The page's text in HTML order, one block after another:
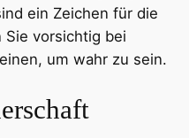
ein Zeichen für die
Sie vorsichtig bei
um wahr zu sein.